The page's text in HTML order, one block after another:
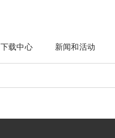
下载中心 新闻和活动